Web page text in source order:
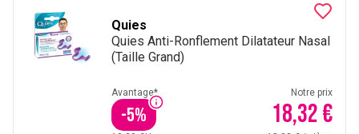
Quies
Quies Anti-Ronflement Dilatateur Nasal
(Taille Grand)
Avantage*
-5%
Notre prix
18,32 €